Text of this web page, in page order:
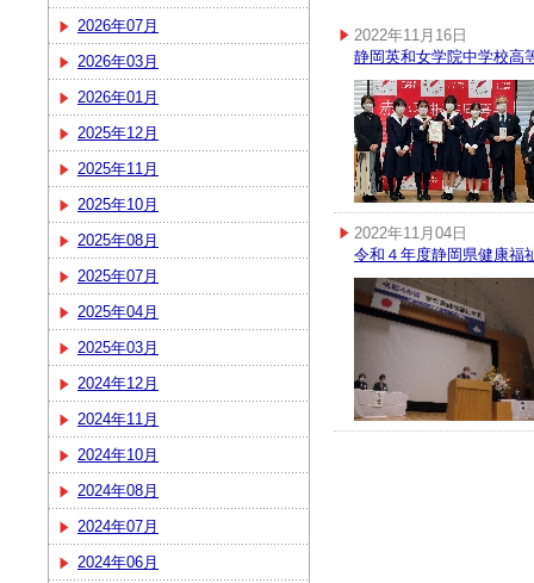
2026年07月
2026年03月
2026年01月
2025年12月
2025年11月
2025年10月
2025年08月
2025年07月
2025年04月
2025年03月
2024年12月
2024年11月
2024年10月
2024年08月
2024年07月
2024年06月
2022年11月16日
静岡英和女学院中学校
2022年11月04日
令和４年度静岡県健康福